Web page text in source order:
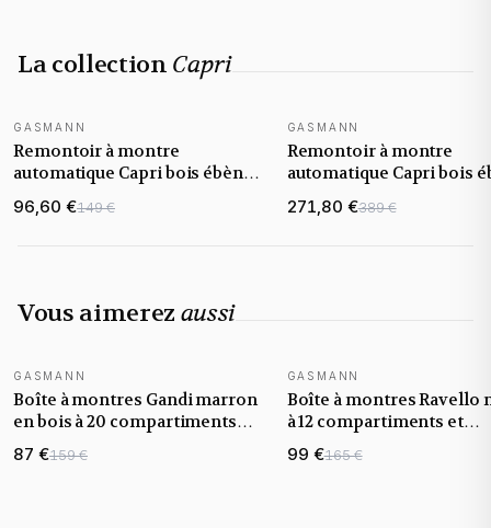
La collection Capri
NOUVEAUTÉ
GASMANN
Remontoir à montre
automatique Capri bois ébène
96,60 €149 €
NOUVEAUTÉ
GASMANN
Remontoir à montre
automatique Capri bois
271,80 €389 €
Vous aimerez aussi
NOUVEAUTÉ
GASMANN
Boîte à montres Gandi marron
en bois à 20 compartiments
avec tiroir et couvercle vitré
87 €159 €
NOUVEAUTÉ
GASMANN
Boîte à montres Ravello
à 12 compartiments et
couvercle vitré
99 €165 €